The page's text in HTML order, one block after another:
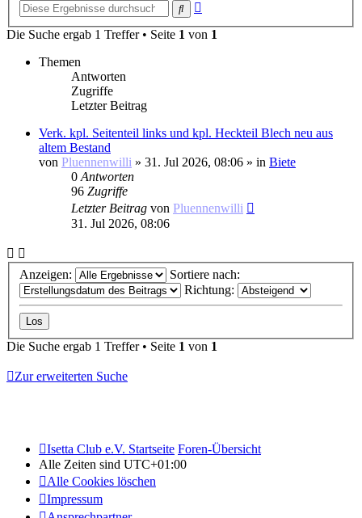
Suche
Die Suche ergab 1 Treffer • Seite 1 von 1
Themen
Antworten
Zugriffe
Letzter Beitrag
Verk. kpl. Seitenteil links und kpl. Heckteil Blech neu aus
altem Bestand
von Pluennenwilli » 31. Jul 2026, 08:06 » in Biete
0 Antworten
96 Zugriffe
Letzter Beitrag von Pluennenwilli
31. Jul 2026, 08:06
Anzeigen:
Sortiere nach:
Richtung:
Die Suche ergab 1 Treffer • Seite 1 von 1
Zur erweiterten Suche
Isetta Club e.V. Startseite Foren-Übersicht
Alle Zeiten sind UTC+01:00
Alle Cookies löschen
Impressum